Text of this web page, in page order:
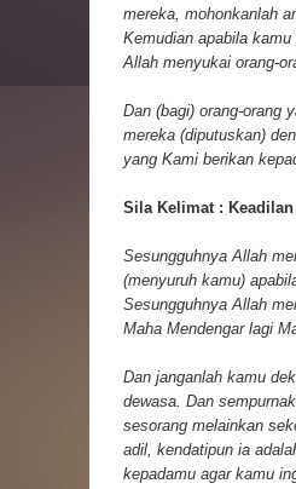
mereka, mohonkanlah
Kemudian apabila
Allah menyukai orang-
Dan (bagi) orang-orang
mereka (diputuskan)
yang Kami berikan
Sila Kelimat :
Sesungguhnya Allah
(menyuruh kamu)
Sesungguhnya Allah
Maha Mendengar lagi
Dan janganlah kamu
dewasa. Dan
sesorang melainkan
adil, kendatipun ia
kepadamu agar kamu